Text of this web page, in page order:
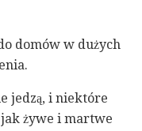
domów w dużych
jedzą, i niektóre
żywe i martwe